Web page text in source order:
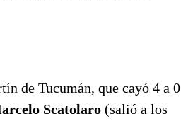
de Tucumán, que cayó 4 a 0
Scatolaro (salió a los